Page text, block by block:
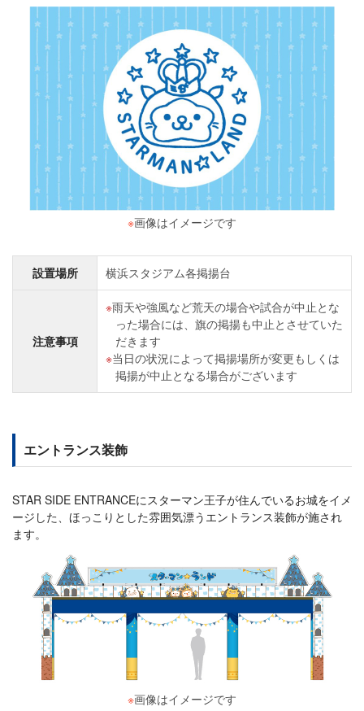
※画像はイメージです
設置場所 横浜スタジアム各掲揚台
注意事項
雨天や強風など荒天の場合や試合が中止とな
った場合には、旗の掲揚も中止とさせていた
だきます
当日の状況によって掲揚場所が変更もしくは
掲揚が中止となる場合がございます
エントランス装飾
STAR SIDE ENTRANCEにスターマン王子が住んでいるお城をイメ
ージした、ほっこりとした雰囲気漂うエントランス装飾が施され
ます。
※画像はイメージです